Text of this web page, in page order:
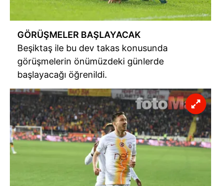
GÖRÜŞMELER BAŞLAYACAK
Beşiktaş ile bu dev takas konusunda
görüşmelerin önümüzdeki günlerde
başlayacağı öğrenildi.